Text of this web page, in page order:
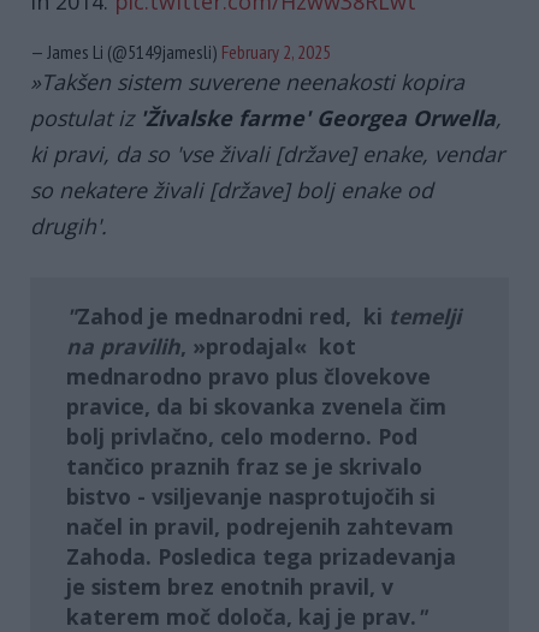
— James Li (@5149jamesli) February 2, 2025
»Takšen sistem suverene neenakosti kopira
postulat iz 'Živalske farme' Georgea Orwella,
ki pravi, da so 'vse živali [države] enake, vendar
so nekatere živali [države] bolj enake od
drugih'.
Zahod je mednarodni red, ki temelji
na pravilih, »prodajal« kot
mednarodno pravo plus človekove
pravice, da bi skovanka zvenela čim
bolj privlačno, celo moderno. Pod
tančico praznih fraz se je skrivalo
bistvo - vsiljevanje nasprotujočih si
načel in pravil, podrejenih zahtevam
Zahoda. Posledica tega prizadevanja
je sistem brez enotnih pravil, v
katerem moč določa, kaj je prav.